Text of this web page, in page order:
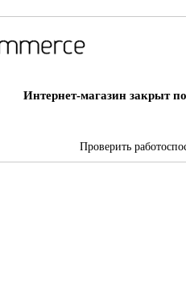
Интернет-магазин закрыт
Проверить